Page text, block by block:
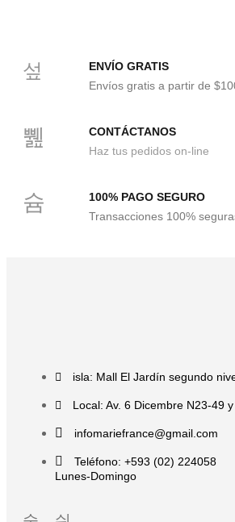
ENVÍO GRATIS
Envíos gratis a partir de
CONTÁCTANOS
Haz tus pedidos on-line
100% PAGO SEGURO
Transacciones 100%
isla: Mall El Jardín segundo
Local: Av. 6 Dicembre N23-49
infomariefrance@gmail.com
Teléfono: +593 (02) 224058
Lunes-Domingo